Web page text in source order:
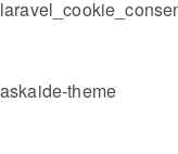
askaide-theme